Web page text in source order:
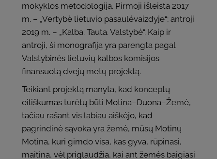
mokyklos metodologija. Pirmoji išleista 2017
m. – „Vertybė lietuvio pasaulėvaizdyje“; antroji
2019 m. – „Kalba. Tauta. Valstybė“. Kaip ir
antroji, ši monografija yra parengta pagal
Valstybinės lietuvių kalbos komisijos
finansuotą dvejų metų projektą.
Teikiant projektą manyta, kad konceptų
eiliškumas turėtų būti Motina–Duona–Žemė,
tačiau rašant vis labiau aiškėjo, kad
pagrindinė sąvoka yra žemė, mūsų Motinų
Motina, kuri gimdo visa, kas gyva, rūpinasi,
maitina, vėl priglaudžia, kai ant žemės baigiasi